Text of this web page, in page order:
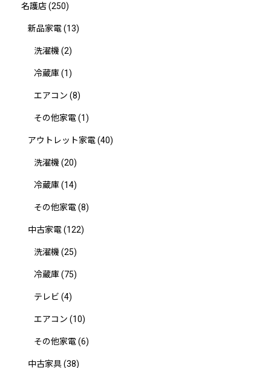
名護店(250)
新品家電(13)
洗濯機 (2)
冷蔵庫(1)
エアコン (8)
その他家電(1)
アウトレット家電(40)
洗濯機 (20)
冷蔵庫(14)
その他家電(8)
中古家電(122)
洗濯機 (25)
冷蔵庫(75)
テレビ (4)
エアコン (10)
その他家電(6)
中古家具(38)